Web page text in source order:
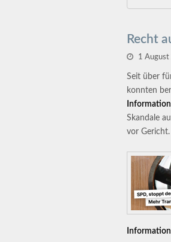
Recht
1
Seit über
konnten
Skandale
vor Gericht.